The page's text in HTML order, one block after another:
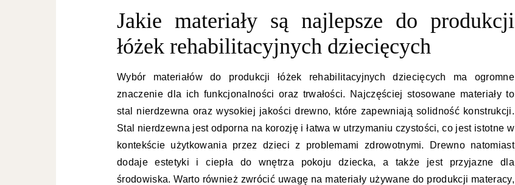
Jakie materiały są najlepsze do produkcji
łóżek rehabilitacyjnych dziecięcych
Wybór materiałów do produkcji łóżek rehabilitacyjnych dziecięcych ma ogromne
znaczenie dla ich funkcjonalności oraz trwałości. Najczęściej stosowane materiały to
stal nierdzewna oraz wysokiej jakości drewno, które zapewniają solidność konstrukcji.
Stal nierdzewna jest odporna na korozję i łatwa w utrzymaniu czystości, co jest istotne w
kontekście użytkowania przez dzieci z problemami zdrowotnymi. Drewno natomiast
dodaje estetyki i ciepła do wnętrza pokoju dziecka, a także jest przyjazne dla
środowiska. Warto również zwrócić uwagę na materiały używane do produkcji materacy,